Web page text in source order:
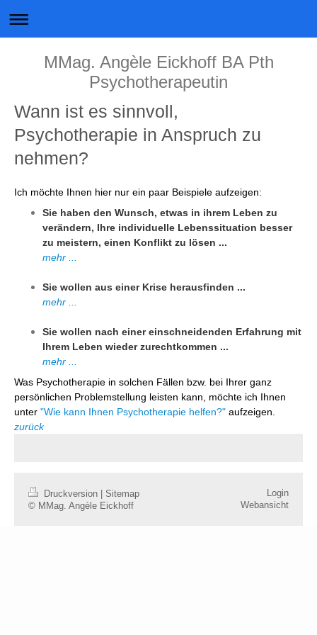
MMag. Angèle Eickhoff BA Pth
Psychotherapeutin
Wann ist es sinnvoll,
Psychotherapie in Anspruch zu
nehmen?
Ich möchte Ihnen hier nur ein paar Beispiele aufzeigen:
Sie haben den Wunsch, etwas in ihrem Leben zu
verändern, Ihre individuelle Lebenssituation besser
zu meistern, einen Konflikt zu lösen ...
mehr ...
Sie wollen aus einer Krise herausfinden ...
mehr ...
Sie wollen nach einer einschneidenden Erfahrung mit
Ihrem Leben wieder zurechtkommen ...
mehr ...
Was Psychotherapie in solchen Fällen bzw. bei Ihrer ganz
persönlichen Problemstellung leisten kann, möchte ich Ihnen
unter "Wie kann Ihnen Psychotherapie helfen?" aufzeigen.
zurück
Druckversion
Sitemap
© MMag. Angèle Eickhoff
Login
Webansicht